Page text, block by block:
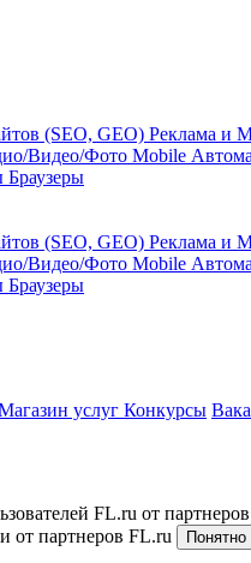
(SEO, GEO) Реклама и
Видео/Фото Mobile
Браузеры
(SEO, GEO) Реклама и
Видео/Фото Mobile
Браузеры
услуг Конкурсы
FL.ru от
от партнеров FL.ru
Понятно